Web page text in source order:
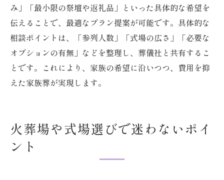
み」「最小限の祭壇や返礼品」といった具体的な希望を
伝えることで、最適なプラン提案が可能です。具体的な
相談ポイントは、「参列人数」「式場の広さ」「必要な
オプションの有無」などを整理し、葬儀社と共有するこ
とです。これにより、家族の希望に沿いつつ、費用を抑
えた家族葬が実現します。
火葬場や式場選びで迷わないポイ
ント